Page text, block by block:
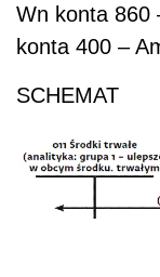
Wn konta 860
konta 400 –
SCHEMAT